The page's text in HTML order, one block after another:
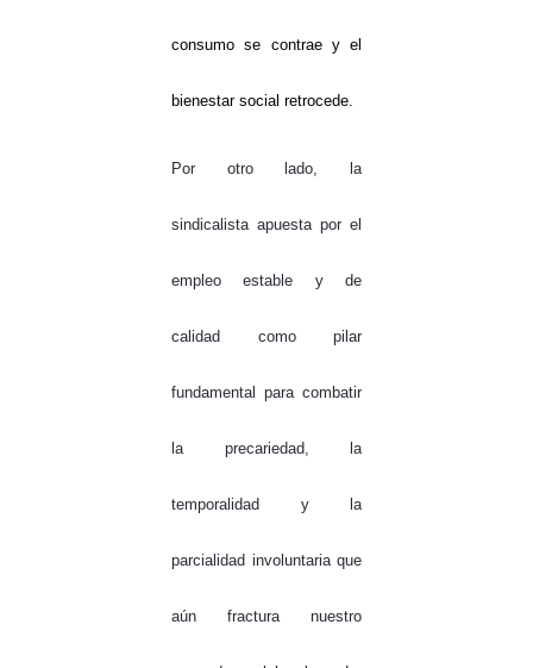
consumo se contrae y el
bienestar social retrocede.
Por otro lado, la
sindicalista apuesta por el
empleo estable y de
calidad como pilar
fundamental para combatir
la precariedad, la
temporalidad y la
parcialidad involuntaria que
aún fractura nuestro